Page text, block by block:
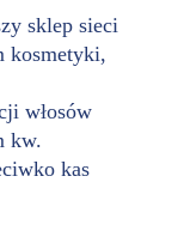
sklep sieci
kosmetyki,
włosów
kw.
kas